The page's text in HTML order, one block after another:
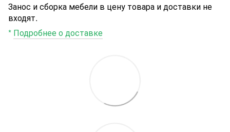
Занос и сборка мебели в цену товара и доставки не
входят.
* Подробнее о доставке